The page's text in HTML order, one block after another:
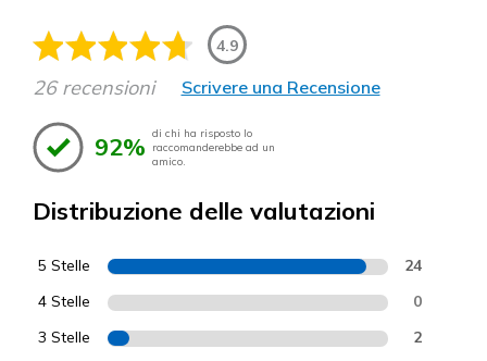
4.9
26 recensioni Scrivere una Recensione
92% di chi ha risposto lo
raccomanderebbe ad un
amico.
Distribuzione delle valutazioni
5 Stelle 24
4 Stelle 0
3 Stelle 2